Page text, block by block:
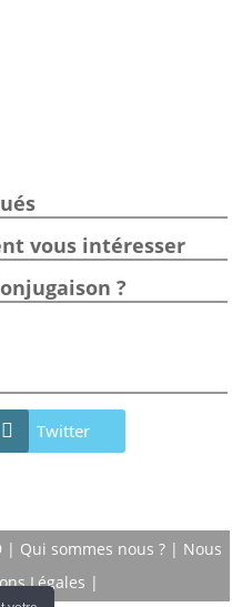
vous intéresser
?
 Twitter
| Qui sommes nous ? | Nous
Légales |